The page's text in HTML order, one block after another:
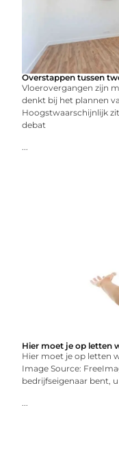
Overstappen tussen
Vloerovergangen zijn
denkt bij het plannen
Hoogstwaarschijnlijk
debat
...
Hier moet je op letten
Hier moet je op letten
Image Source:
bedrijfseigenaar bent,
...